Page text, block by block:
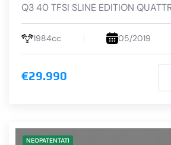
Q3 40 TFSI SLINE EDITION
1984cc 05/2019
€29.990
NEOPATENTATI